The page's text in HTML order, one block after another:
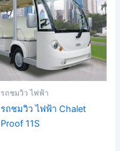
รถชมวิว ไฟฟ้า
รถชมวิว ไฟฟ้า Chalet
Proof 11S